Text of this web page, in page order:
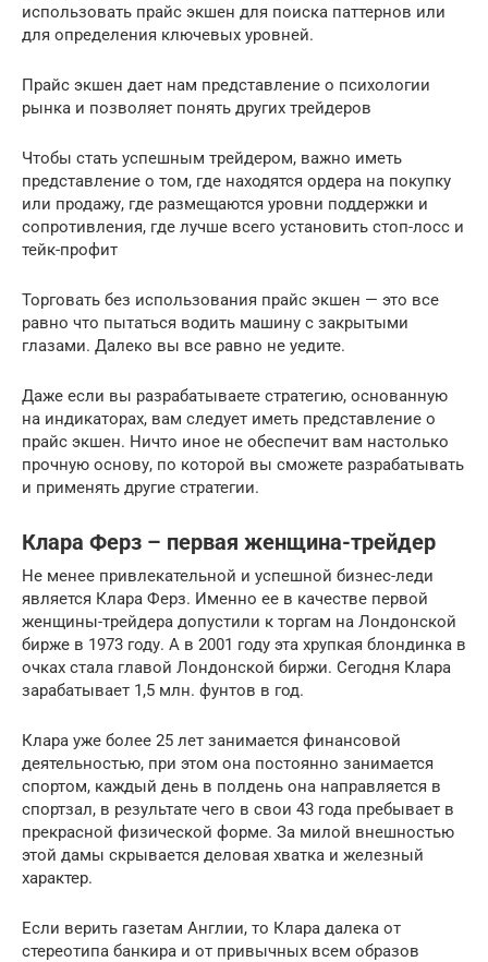
использовать прайс экшен для поиска паттернов или
для определения ключевых уровней.
Прайс экшен дает нам представление о психологии
рынка и позволяет понять других трейдеров
Чтобы стать успешным трейдером, важно иметь
представление о том, где находятся ордера на покупку
или продажу, где размещаются уровни поддержки и
сопротивления, где лучше всего установить стоп-лосс и
тейк-профит
Торговать без использования прайс экшен — это все
равно что пытаться водить машину с закрытыми
глазами. Далеко вы все равно не уедите.
Даже если вы разрабатываете стратегию, основанную
на индикаторах, вам следует иметь представление о
прайс экшен. Ничто иное не обеспечит вам настолько
прочную основу, по которой вы сможете разрабатывать
и применять другие стратегии.
Клара Ферз – первая женщина-трейдер
Не менее привлекательной и успешной бизнес-леди
является Клара Ферз. Именно ее в качестве первой
женщины-трейдера допустили к торгам на Лондонской
бирже в 1973 году. А в 2001 году эта хрупкая блондинка в
очках стала главой Лондонской биржи. Сегодня Клара
зарабатывает 1,5 млн. фунтов в год.
Клара уже более 25 лет занимается финансовой
деятельностью, при этом она постоянно занимается
спортом, каждый день в полдень она направляется в
спортзал, в результате чего в свои 43 года пребывает в
прекрасной физической форме. За милой внешностью
этой дамы скрывается деловая хватка и железный
характер.
Если верить газетам Англии, то Клара далека от
стереотипа банкира и от привычных всем образов